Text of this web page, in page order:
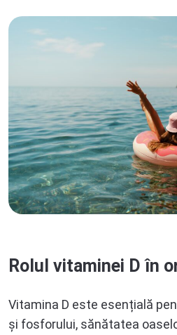
Rolul vitaminei D în
Vitamina D este esențială
și fosforului, sănătatea